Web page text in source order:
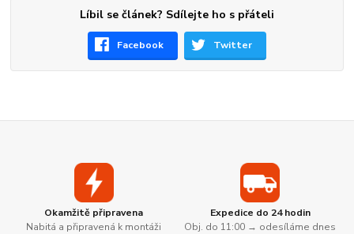
Líbil se článek? Sdílejte ho s přáteli
Facebook Twitter
Okamžitě připravena
Nabitá a připravená k montáži
Expedice do 24 hodin
Obj. do 11:00 → odesíláme dnes